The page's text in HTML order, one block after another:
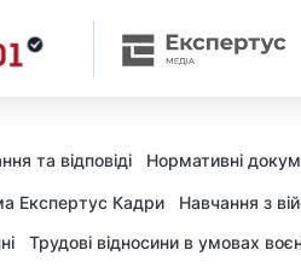
та відповіді Нормативні
Експертус Кадри
Навчання з
Трудові відносини в умовах